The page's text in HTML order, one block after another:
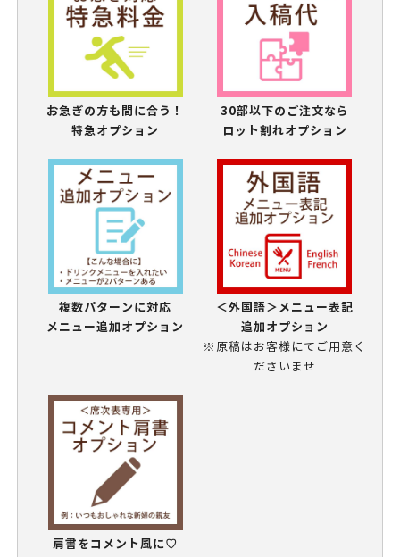
お急ぎの方も間に合う！
特急オプション
30部以下のご注文なら
ロット割れオプション
複数パターンに対応
メニュー追加オプション
＜外国語＞メニュー表記
追加オプション
※原稿はお客様にてご用意く
ださいませ
肩書をコメント風に♡